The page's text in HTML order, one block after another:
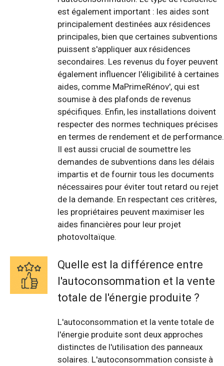
est également important : les aides sont
principalement destinées aux résidences
principales, bien que certaines subventions
puissent s'appliquer aux résidences
secondaires. Les revenus du foyer peuvent
également influencer l'éligibilité à certaines
aides, comme MaPrimeRénov', qui est
soumise à des plafonds de revenus
spécifiques. Enfin, les installations doivent
respecter des normes techniques précises
en termes de rendement et de performance.
Il est aussi crucial de soumettre les
demandes de subventions dans les délais
impartis et de fournir tous les documents
nécessaires pour éviter tout retard ou rejet
de la demande. En respectant ces critères,
les propriétaires peuvent maximiser les
aides financières pour leur projet
photovoltaïque.
Quelle est la différence entre
l'autoconsommation et la vente
totale de l'énergie produite ?
L'autoconsommation et la vente totale de
l'énergie produite sont deux approches
distinctes de l'utilisation des panneaux
solaires. L'autoconsommation consiste à